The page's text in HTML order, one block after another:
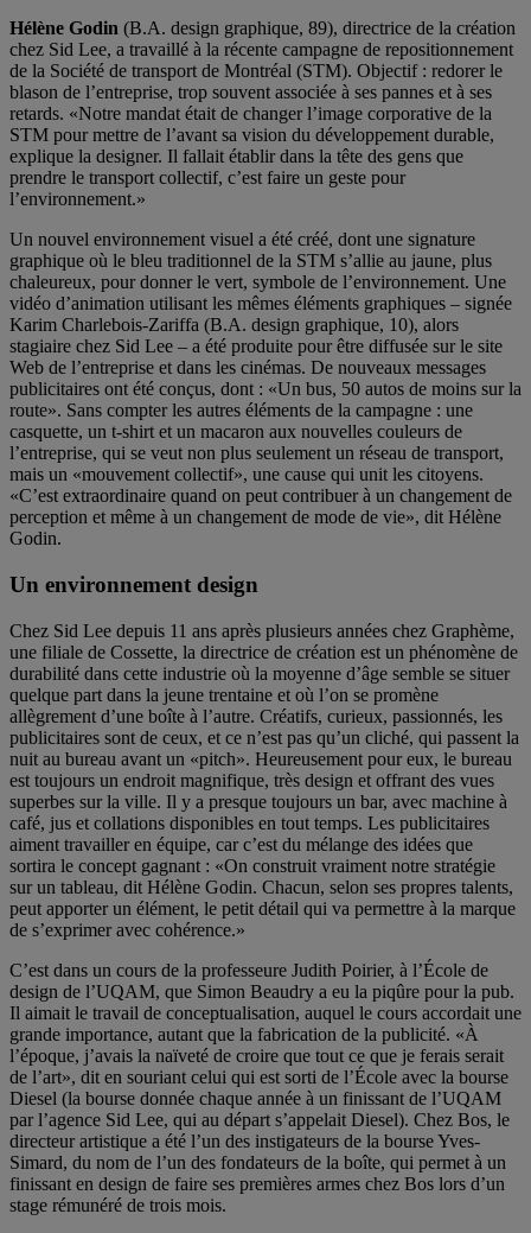
Hélène Godin (B.A. design graphique, 89), directrice de la création
chez Sid Lee, a travaillé à la récente campagne de repositionnement
de la Société de transport de Montréal (STM). Objectif : redorer le
blason de l’entreprise, trop souvent associée à ses pannes et à ses
retards. «Notre mandat était de changer l’image corporative de la
STM pour mettre de l’avant sa vision du développement durable,
explique la designer. Il fallait établir dans la tête des gens que
prendre le transport collectif, c’est faire un geste pour
l’environnement.»
Un nouvel environnement visuel a été créé, dont une signature
graphique où le bleu traditionnel de la STM s’allie au jaune, plus
chaleureux, pour donner le vert, symbole de l’environnement. Une
vidéo d’animation utilisant les mêmes éléments graphiques – signée
Karim Charlebois-Zariffa (B.A. design graphique, 10), alors
stagiaire chez Sid Lee – a été produite pour être diffusée sur le site
Web de l’entreprise et dans les cinémas. De nouveaux messages
publicitaires ont été conçus, dont : «Un bus, 50 autos de moins sur la
route». Sans compter les autres éléments de la campagne : une
casquette, un t-shirt et un macaron aux nouvelles couleurs de
l’entreprise, qui se veut non plus seulement un réseau de transport,
mais un «mouvement collectif», une cause qui unit les citoyens.
«C’est extraordinaire quand on peut contribuer à un changement de
perception et même à un changement de mode de vie», dit Hélène
Godin.
Un environnement design
Chez Sid Lee depuis 11 ans après plusieurs années chez Graphème,
une filiale de Cossette, la directrice de création est un phénomène de
durabilité dans cette industrie où la moyenne d’âge semble se situer
quelque part dans la jeune trentaine et où l’on se promène
allègrement d’une boîte à l’autre. Créatifs, curieux, passionnés, les
publicitaires sont de ceux, et ce n’est pas qu’un cliché, qui passent la
nuit au bureau avant un «pitch». Heureusement pour eux, le bureau
est toujours un endroit magnifique, très design et offrant des vues
superbes sur la ville. Il y a presque toujours un bar, avec machine à
café, jus et collations disponibles en tout temps. Les publicitaires
aiment travailler en équipe, car c’est du mélange des idées que
sortira le concept gagnant : «On construit vraiment notre stratégie
sur un tableau, dit Hélène Godin. Chacun, selon ses propres talents,
peut apporter un élément, le petit détail qui va permettre à la marque
de s’exprimer avec cohérence.»
C’est dans un cours de la professeure Judith Poirier, à l’École de
design de l’UQAM, que Simon Beaudry a eu la piqûre pour la pub.
Il aimait le travail de conceptualisation, auquel le cours accordait une
grande importance, autant que la fabrication de la publicité. «À
l’époque, j’avais la naïveté de croire que tout ce que je ferais serait
de l’art», dit en souriant celui qui est sorti de l’École avec la bourse
Diesel (la bourse donnée chaque année à un finissant de l’UQAM
par l’agence Sid Lee, qui au départ s’appelait Diesel). Chez Bos, le
directeur artistique a été l’un des instigateurs de la bourse Yves-
Simard, du nom de l’un des fondateurs de la boîte, qui permet à un
finissant en design de faire ses premières armes chez Bos lors d’un
stage rémunéré de trois mois.